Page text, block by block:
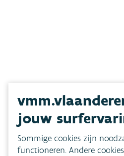
jouw
Sommige cookies zijn
functioneren. Andere